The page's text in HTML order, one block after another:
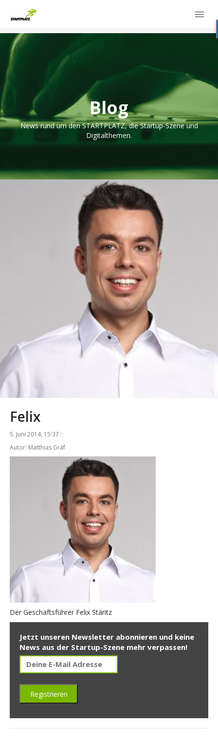
Blog
News rund um den STARTPLATZ, die Startup-Szene und
Digitalthemen.
Felix
5. Juni 2014, 15:37 ::
Autor: Matthias Gräf
Der Geschäftsführer Felix Stäritz
Jetzt unseren Newsletter abonnieren und keine
News aus der Startup-Szene mehr verpassen!